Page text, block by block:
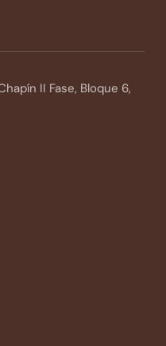
II Fase, Bloque 6,